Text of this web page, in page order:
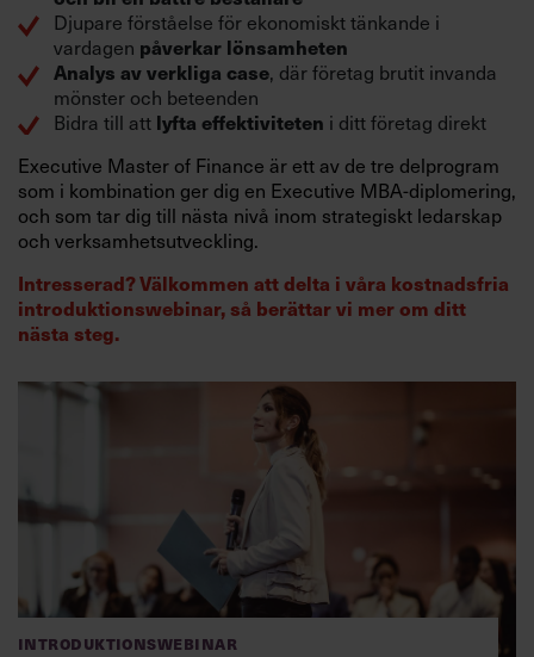
Djupare förståelse för ekonomiskt tänkande i
vardagen påverkar lönsamheten
Analys av verkliga case, där företag brutit invanda
mönster och beteenden
Bidra till att lyfta effektiviteten i ditt företag direkt
Executive Master of Finance är ett av de tre delprogram
som i kombination ger dig en Executive MBA-diplomering,
och som tar dig till nästa nivå inom strategiskt ledarskap
och verksamhetsutveckling.
Intresserad? Välkommen att delta i våra kostnadsfria
introduktionswebinar, så berättar vi mer om ditt
nästa steg.
Introduktionswebinar